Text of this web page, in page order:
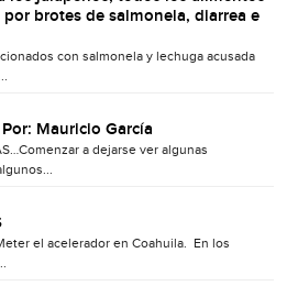
brotes de salmonela, diarrea e
con salmonela y lechuga acusada
Por: Mauricio García
a dejarse ver algunas
el acelerador en Coahuila. En los